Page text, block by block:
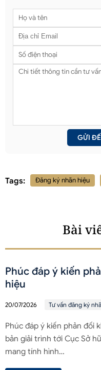
Tags: Đăng ký nhãn hiệu
Bài
Phúc đáp ý kiến
hiệu
20/07/2026 Tư vấn đăng ký
Phúc đáp ý kiến phản đối
bản giải trình tới Cục Sở
mang tính hình…